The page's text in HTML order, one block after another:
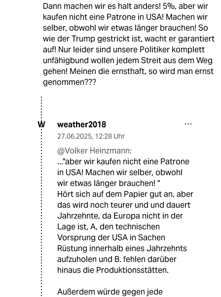
Dann machen wir es halt anders! 5%, aber wir
kaufen nicht eine Patrone in USA! Machen wir
selber, obwohl wir etwas länger brauchen! So
wie der Trump gestrickt ist, wacht er garantiert
auf! Nur leider sind unsere Politiker komplett
unfähigbund wollen jedem Streit aus dem Weg
gehen! Meinen die ernsthaft, so wird man ernst
genommen???
W weather2018
27.06.2025, 12:28 Uhr
@Volker Heinzmann:
..."aber wir kaufen nicht eine Patrone
in USA! Machen wir selber, obwohl
wir etwas länger brauchen! "
Hört sich auf dem Papier gut an, aber
das wird noch teurer und und dauert
Jahrzehnte, da Europa nicht in der
Lage ist, A, den technischen
Vorsprung der USA in Sachen
Rüstung innerhalb eines Jahrzehnts
aufzuholen und B. fehlen darüber
hinaus die Produktionsstätten.
Außerdem würde gegen jede